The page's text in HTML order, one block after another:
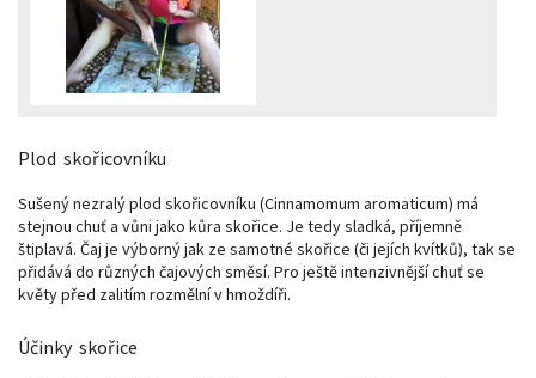
Plod skořicovníku
Sušený nezralý plod skořicovníku (Cinnamomum aromaticum) má
stejnou chuť a vůni jako kůra skořice. Je tedy sladká, příjemně
štiplavá. Čaj je výborný jak ze samotné skořice (či jejích kvítků), tak se
přidává do různých čajových směsí. Pro ještě intenzivnější chuť se
květy před zalitím rozmělní v hmoždíři.
Účinky skořice